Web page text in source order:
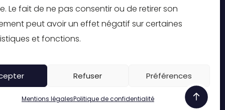
Le fait de ne pas consentir ou de retirer son
peut avoir un effet négatif sur certaines
et fonctions.
Refuser Préférences
Mentions légalesPolitique de confidentialité